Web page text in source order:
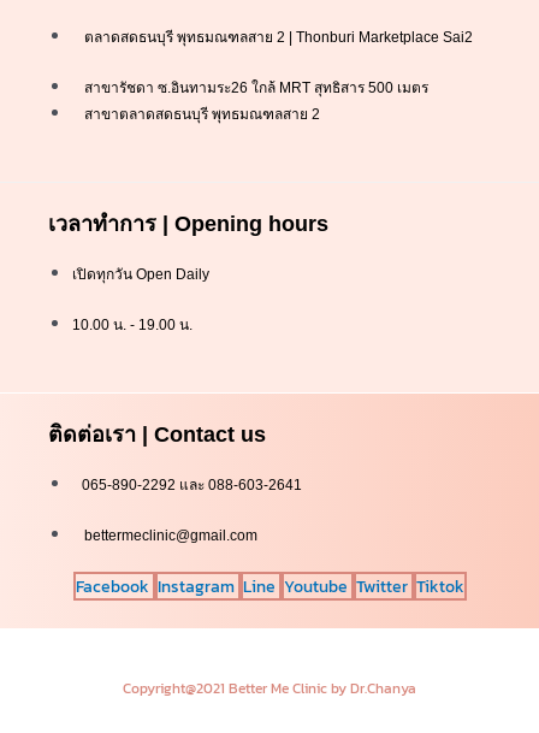
ตลาดสดธนบุรี พุทธมณฑลสาย 2 | Thonburi Marketplace Sai2
สาขารัชดา ซ.อินทามระ26 ใกล้ MRT สุทธิสาร 500 เมตร
สาขาตลาดสดธนบุรี พุทธมณฑลสาย 2
เวลาทำการ | Opening hours
เปิดทุกวัน Open Daily
10.00 น. - 19.00 น.
ติดต่อเรา | Contact us
065-890-2292 และ 088-603-2641
bettermeclinic@gmail.com
Facebook Instagram Line Youtube Twitter Tiktok
Copyright@2021 Better Me Clinic by Dr.Chanya